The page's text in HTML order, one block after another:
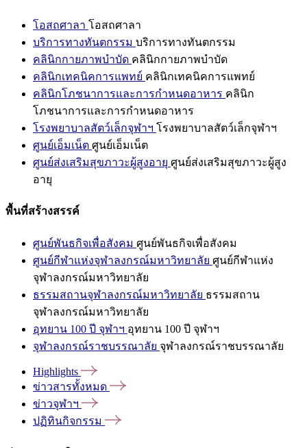
โอสถศาลา โอสถศาลา
บริการทางทันตกรรม บริการทางทันตกรรม
คลินิกกายภาพบำบัด คลินิกกายภาพบำบัด
คลินิกเทคนิคการแพทย์ คลินิกเทคนิคการแพทย์
คลินิกโภชนาการและการกำหนดอาหาร คลินิก
โภชนาการและการกำหนดอาหาร
โรงพยาบาลสัตว์เล็กจุฬาฯ โรงพยาบาลสัตว์เล็กจุฬาฯ
ศูนย์เอ็มเน็ต ศูนย์เอ็มเน็ต
ศูนย์ส่งเสริมสุขภาวะผู้สูงอายุ ศูนย์ส่งเสริมสุขภาวะผู้สูง
อายุ
พื้นที่สร้างสรรค์
ศูนย์พันธกิจเพื่อสังคม ศูนย์พันธกิจเพื่อสังคม
ศูนย์กีฬาแห่งจุฬาลงกรณ์มหาวิทยาลัย ศูนย์กีฬาแห่ง
จุฬาลงกรณ์มหาวิทยาลัย
ธรรมสถานจุฬาลงกรณ์มหาวิทยาลัย ธรรมสถาน
จุฬาลงกรณ์มหาวิทยาลัย
อุทยาน 100 ปี จุฬาฯ อุทยาน 100 ปี จุฬาฯ
จุฬาลงกรณ์ราชบรรณาลัย จุฬาลงกรณ์ราชบรรณาลัย
Highlights
ข่าวสารทั้งหมด
ข่าวจุฬาฯ
ปฏิทินกิจกรรม